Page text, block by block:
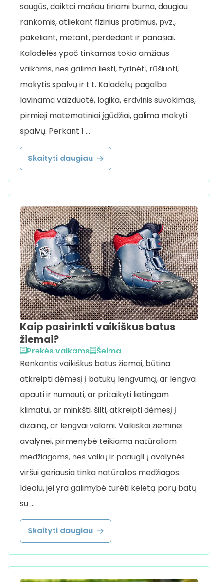
saugūs, daiktai mažiau tiriami burna, daugiau
rankomis, atliekant fizinius pratimus, pvz.,
pakeliant, metant, perdedant ir panašiai.
Kaladėlės ypač tinkamas tokio amžiaus
vaikams, nes galima liesti, tyrinėti, rūšiuoti,
mokytis spalvų ir t t. Kaladėlių pagalba
lavinama vaizduotė, logika, erdvinis suvokimas,
pirmieji matematiniai įgūdžiai, galima mokyti
spalvų. Perkant 1 …
Skaityti daugiau
Kaip pasirinkti vaikiškus batus
žiemai?
Prekės vaikams
Šeima
Renkantis vaikiškus batus žiemai, būtina
atkreipti dėmesį į batukų lengvumą, ar lengva
apauti ir numauti, ar pritaikyti lietingam
klimatui, ar minkšti, šilti, atkreipti dėmesį į
dizainą, ar lengvai valomi. Vaikiškai žieminei
avalynei, pirmenybė teikiama natūraliom
medžiagoms, nes vaikų ir paauglių avalynės
viršui geriausia tinka natūralios medžiagos.
Idealu, jei yra galimybė turėti keletą porų batų
su …
Skaityti daugiau